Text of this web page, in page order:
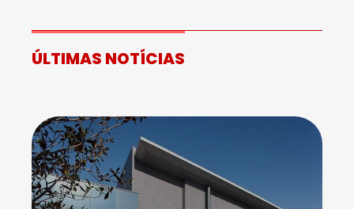
ÚLTIMAS NOTÍCIAS